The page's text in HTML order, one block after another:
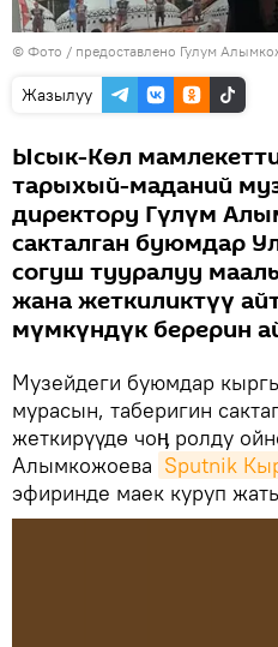
© Фото / предоставлено Гулум
Жазылуу
Ысык-Көл
тарыхый-маданий
директору Гүлүм
сакталган буюмдар
согуш тууралуу
жана жеткиликтүү
мүмкүндүк берерин
Музейдеги буюмдар
мурасын, таберигин
жеткирүүдө чоӊ ролду
Алымкожоева Sputnik
эфиринде маек куруп